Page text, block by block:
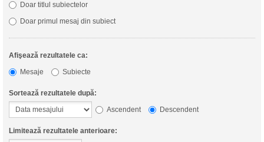
Doar titlul subiectelor
Doar primul mesaj din subiect
Afişează rezultatele ca:
Mesaje
Subiecte
Sortează rezultatele după:
Ascendent
Descendent
Limitează rezultatele anterioare: